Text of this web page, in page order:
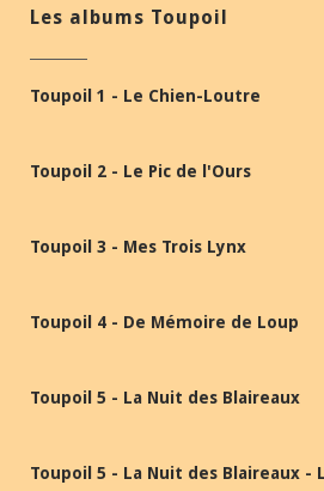
Les albums Toupoil
Toupoil 1 - Le Chien-Loutre
Toupoil 2 - Le Pic de l'Ours
Toupoil 3 - Mes Trois Lynx
Toupoil 4 - De Mémoire de Loup
Toupoil 5 - La Nuit des Blaireaux
Toupoil 5 - La Nuit des Blaireaux -